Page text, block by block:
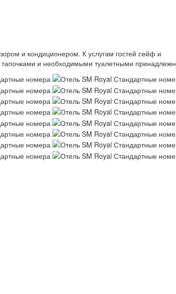
и кондиционером. К услугам гостей сейф и
и необходимыми туалетными